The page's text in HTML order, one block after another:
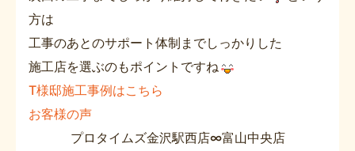
方は
工事のあとのサポート体制までしっかりした
施工店を選ぶのもポイントですね
T様邸施工事例はこちら
お客様の声
プロタイムズ金沢駅西店∞富山中央店